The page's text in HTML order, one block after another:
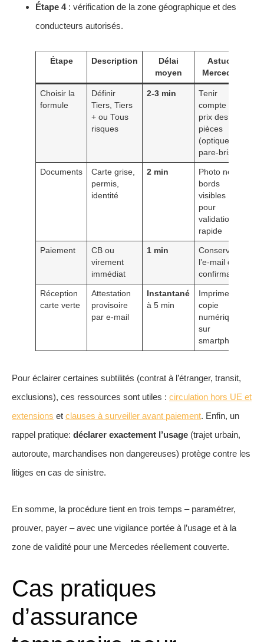
Étape 4: vérification de la zone géographique et des
conducteurs autorisés.
Étape Description
Délai
moyen
Astuce
Mercedes
Choisir la
formule
Définir
Tiers, Tiers
+ ou Tous
risques
2-3 min
Tenir
compte du
prix des
pièces
(optique,
pare-brise)
Documents
Carte grise,
permis,
identité
2 min
Photo nette,
bords
visibles
pour
validation
rapide
Paiement
CB ou
virement
immédiat
1 min
Conserver
l’e-mail de
confirmation
Réception
carte verte
Attestation
provisoire
par e-mail
Instantané
à 5 min
Imprimer +
copie
numérique
sur
smartphone
Pour éclairer certaines subtilités (contrat à l’étranger, transit,
exclusions), ces ressources sont utiles : circulation hors UE et
extensions et clauses à surveiller avant paiement. Enfin, un
rappel pratique: déclarer exactement l’usage (trajet urbain,
autoroute, marchandises non dangereuses) protège contre les
litiges en cas de sinistre.
En somme, la procédure tient en trois temps – paramétrer,
prouver, payer – avec une vigilance portée à l’usage et à la
zone de validité pour une Mercedes réellement couverte.
Cas pratiques
d’assurance